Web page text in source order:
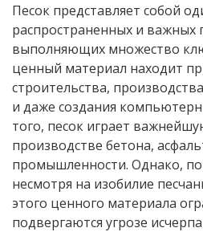
Песок представляет собой
распространенных и важных
выполняющих множество
ценный материал находит
строительства,
и даже создания
того, песок играет
производстве бетона,
промышленности. Однако,
несмотря на изобилие
этого ценного материала
подвергаются угрозе